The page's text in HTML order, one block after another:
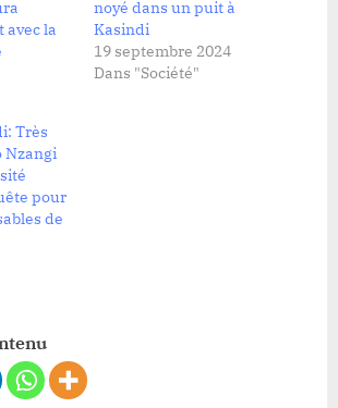
avec la
noyé dans un puit à
Kasindi
19 septembre 2024
Dans "Société"
Très
Nzangi
pour
de